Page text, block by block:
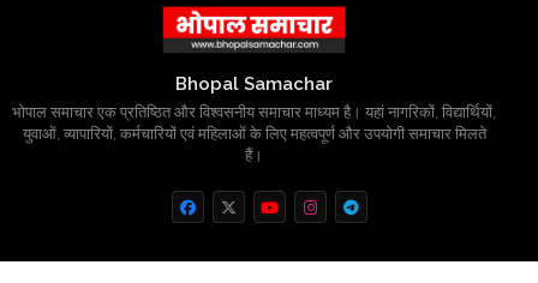
Bhopal Samachar
भोपाल समाचार एक प्रतिष्ठित और विश्वसनीय समाचार माध्यम है। यहां नागरिकों, विद्यार्थियों,
युवाओं, व्यापारियों, कर्मचारियों एवं महिलाओं के लिए महत्वपूर्ण और उपयोगी समाचार मिलते
हैं।